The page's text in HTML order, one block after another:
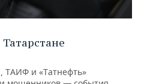
ТАИФ и «Татнефть»